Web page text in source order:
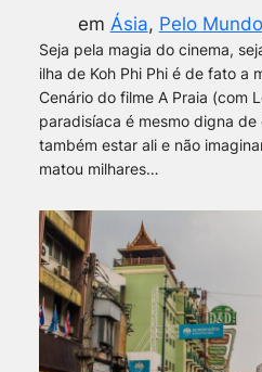
em Ásia, Pelo Mundo
Seja pela magia do cinema,
ilha de Koh Phi Phi é de fato a
Cenário do filme A Praia (com
paradisíaca é mesmo digna
também estar ali e não
matou milhares…